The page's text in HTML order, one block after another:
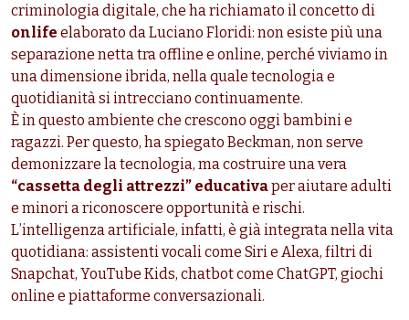
criminologia digitale, che ha richiamato il concetto di
onlife elaborato da Luciano Floridi: non esiste più una
separazione netta tra offline e online, perché viviamo in
una dimensione ibrida, nella quale tecnologia e
quotidianità si intrecciano continuamente.
È in questo ambiente che crescono oggi bambini e
ragazzi. Per questo, ha spiegato Beckman, non serve
demonizzare la tecnologia, ma costruire una vera
“cassetta degli attrezzi” educativaper aiutare adulti
e minori a riconoscere opportunità e rischi.
L’intelligenza artificiale, infatti, è già integrata nella vita
quotidiana: assistenti vocali come Siri e Alexa, filtri di
Snapchat, YouTube Kids, chatbot come ChatGPT, giochi
online e piattaforme conversazionali.